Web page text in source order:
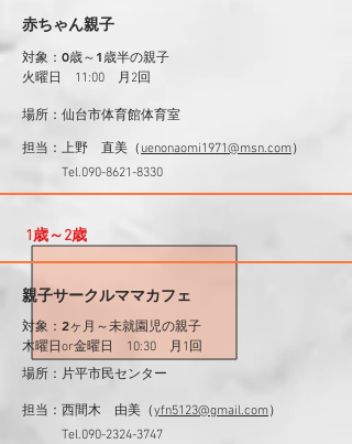
赤ちゃん親子
対象：0歳～1歳半の親子
火曜日 11:00 ​ 月2回
場所：仙台市体育館体育室
​担当：上野 直美（ uenonaomi1971@msn.com）
​ Tel.090-8621-8330
1歳～2歳
親子サークルママカフェ
対象：2ヶ月～未就園児の親子
木曜日or金曜日 10:30 ​ 月1回
場所：片平市民センター
​担当：西間木 由美（yfn5123@gmail.com）
​ Tel.090-2324-3747